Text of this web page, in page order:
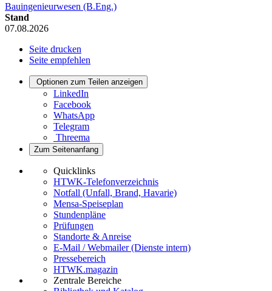
Bauingenieurwesen (B.Eng.)
Stand
07.08.2026
Seite drucken
Seite empfehlen
Optionen zum Teilen anzeigen
LinkedIn
Facebook
WhatsApp
Telegram
Threema
Zum Seitenanfang
Quicklinks
HTWK-Telefonverzeichnis
Notfall (Unfall, Brand, Havarie)
Mensa-Speiseplan
Stundenpläne
Prüfungen
Standorte & Anreise
E-Mail / Webmailer (Dienste intern)
Pressebereich
HTWK.magazin
Zentrale Bereiche